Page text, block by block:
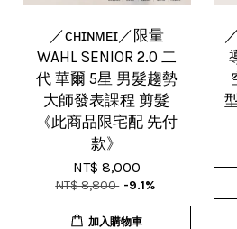
／ᴄʜɪɴᴍᴇɪ／限量
WAHL SENIOR 2.0 二
代 華爾 5星 男髮趨勢
大師發表課程 剪髮
《此商品限宅配 先付
款》
NT$ 8,000
NT$ 8,800 -9.1%
加入購物車